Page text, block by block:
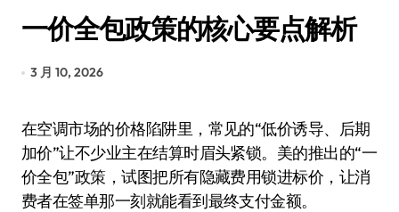
一价全包政策的核心要点解析
3 月 10, 2026
在空调市场的价格陷阱里，常见的“低价诱导、后期
加价”让不少业主在结算时眉头紧锁。美的推出的“一
价全包”政策，试图把所有隐藏费用锁进标价，让消
费者在签单那一刻就能看到最终支付金额。